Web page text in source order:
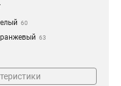
60
63
полюсов
7